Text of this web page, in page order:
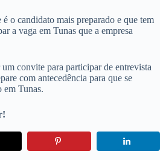
o candidato mais preparado e que tem
a vaga em Tunas que a empresa
convite para participar de entrevista
com antecedência para que se
em Tunas.